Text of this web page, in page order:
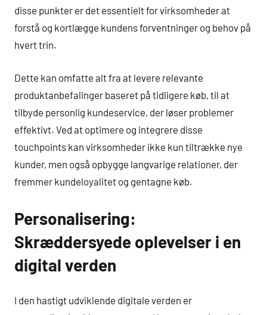
disse punkter er det essentielt for virksomheder at
forstå og kortlægge kundens forventninger og behov på
hvert trin.
Dette kan omfatte alt fra at levere relevante
produktanbefalinger baseret på tidligere køb, til at
tilbyde personlig kundeservice, der løser problemer
effektivt. Ved at optimere og integrere disse
touchpoints kan virksomheder ikke kun tiltrække nye
kunder, men også opbygge langvarige relationer, der
fremmer kundeloyalitet og gentagne køb.
Personalisering:
Skræddersyede oplevelser i en
digital verden
I den hastigt udviklende digitale verden er